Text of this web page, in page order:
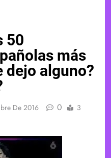
50
más
dejo alguno?
De 2016 0
3